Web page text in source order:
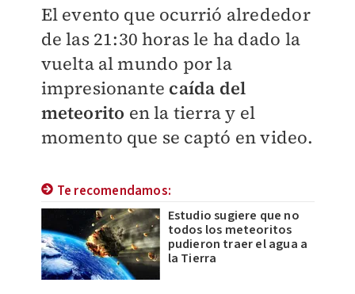
El evento que ocurrió alrededor
de las 21:30 horas le ha dado la
vuelta al mundo por la
impresionante caída del
meteorito en la tierra y el
momento que se captó en video.
Te recomendamos:
Estudio sugiere que no
todos los meteoritos
pudieron traer el agua a
la Tierra